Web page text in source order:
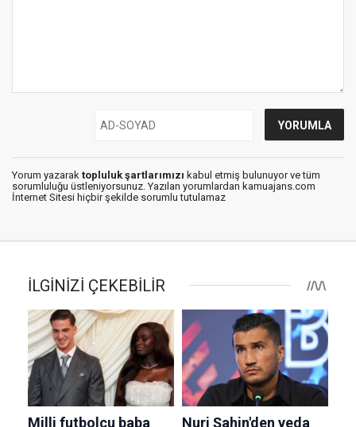
Yorum yazarak topluluk şartlarımızı kabul etmiş bulunuyor ve tüm
sorumluluğu üstleniyorsunuz. Yazılan yorumlardan kamuajans.com
İnternet Sitesi hiçbir şekilde sorumlu tutulamaz